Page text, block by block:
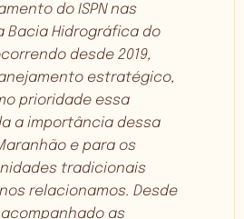
do ISPN nas
Bacia Hidrográfica do
desde 2019,
estratégico,
prioridade essa
a importância dessa
e para os
tradicionais
relacionamos. Desde
as